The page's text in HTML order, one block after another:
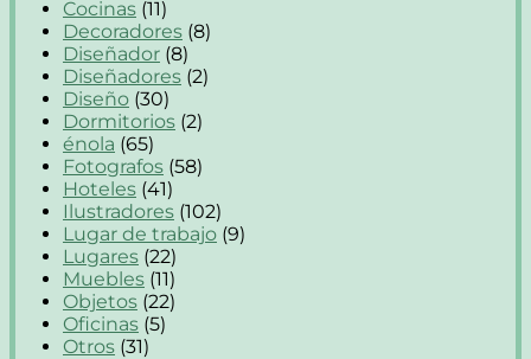
Cocinas (11)
Decoradores (8)
Diseñador (8)
Diseñadores (2)
Diseño (30)
Dormitorios (2)
énola (65)
Fotografos (58)
Hoteles (41)
Ilustradores (102)
Lugar de trabajo (9)
Lugares (22)
Muebles (11)
Objetos (22)
Oficinas (5)
Otros (31)